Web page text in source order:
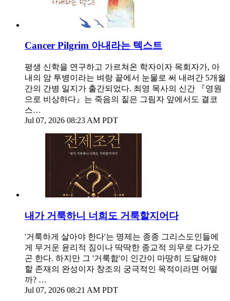
Cancer Pilgrim 아내라는 텍스트
평생 신학을 연구하고 가르쳐온 학자이자 목회자가, 아
내의 암 투병이라는 벼랑 끝에서 눈물로 써 내려간 5개월
간의 간병 일지가 출간되었다. 최영 목사의 신간 『영원
으로 비상하다』는 죽음의 짙은 그림자 앞에서도 결코
스…
Jul 07, 2026 08:23 AM PDT
내가 거룩하니 너희도 거룩할지어다
'거룩하게 살아야 한다'는 명제는 종종 그리스도인들에
게 무거운 윤리적 짐이나 딱딱한 종교적 의무로 다가오
곤 한다. 하지만 그 '거룩함'이 인간이 마땅히 도달해야
할 존재의 완성이자 창조의 궁극적인 목적이라면 어떨
까? …
Jul 07, 2026 08:21 AM PDT